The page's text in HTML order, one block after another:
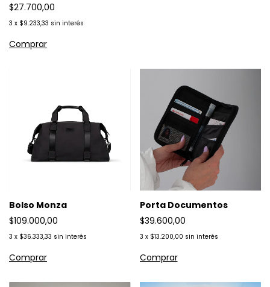
$27.700,00
3 x $9.233,33 sin interés
Bolso Monza
$109.000,00
3 x $36.333,33 sin interés
Porta Documentos
$39.600,00
3 x $13.200,00 sin interés